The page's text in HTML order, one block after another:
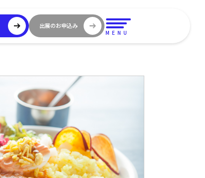
出展のお申込み
MENU